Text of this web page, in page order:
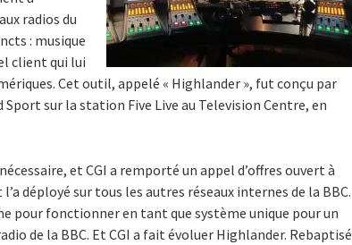
radios du
: musique
client qui lui
Cet outil, appelé « Highlander », fut conçu par
sur la station Five Live au Television Centre, en
et CGI a remporté un appel d’offres ouvert à
déployé sur tous les autres réseaux internes de la BBC.
pour fonctionner en tant que système unique pour un
de la BBC. Et CGI a fait évoluer Highlander. Rebaptisé